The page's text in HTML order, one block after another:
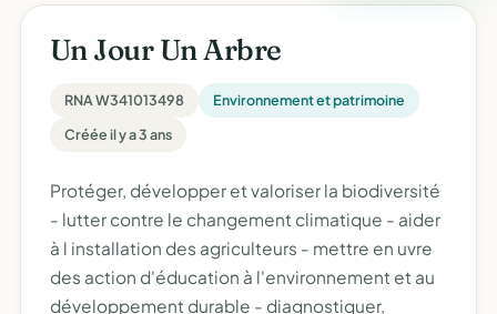
Un Jour Un Arbre
RNA W341013498
Environnement et patrimoine
Créée il y a 3 ans
Protéger, développer et valoriser la biodiversité
- lutter contre le changement climatique - aider
à l installation des agriculteurs - mettre en uvre
des action d'éducation à l'environnement et au
développement durable - diagnostiquer,